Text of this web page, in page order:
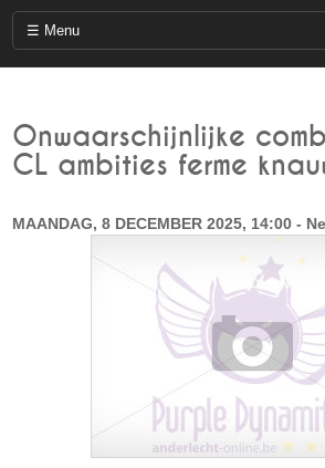
Onwaarschijnlijke
CL ambities ferme
MAANDAG, 8 DECEMBER 2025, 14:00 -